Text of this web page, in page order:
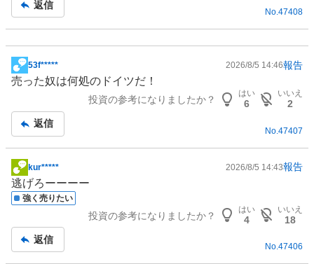
返信
No.47408
掲
示
事
53f***** 2026/8/5 14:46報告
売った奴は何処のドイツだ！
投資の参考になりましたか？
はい
6
いいえ
2
返信
No. 47407
掲
示
板
kur***** 2026/8/5 14:43報告
逃げろーーーー
強く売りたい
投資の参考になりましたか？
はい
4
いいえ
18
返信
No.47406